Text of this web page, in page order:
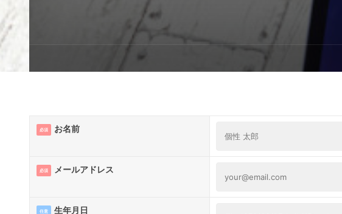
必須 お名前
必須 メールアドレス
任意 生年月日